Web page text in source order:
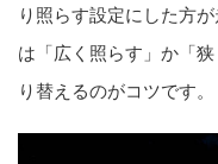
り照らす設定にした方
は「広く照らす」か「
り替えるのがコツです。